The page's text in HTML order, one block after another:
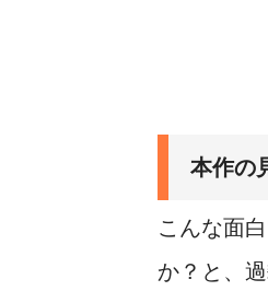
本作の
こんな面
か？と、